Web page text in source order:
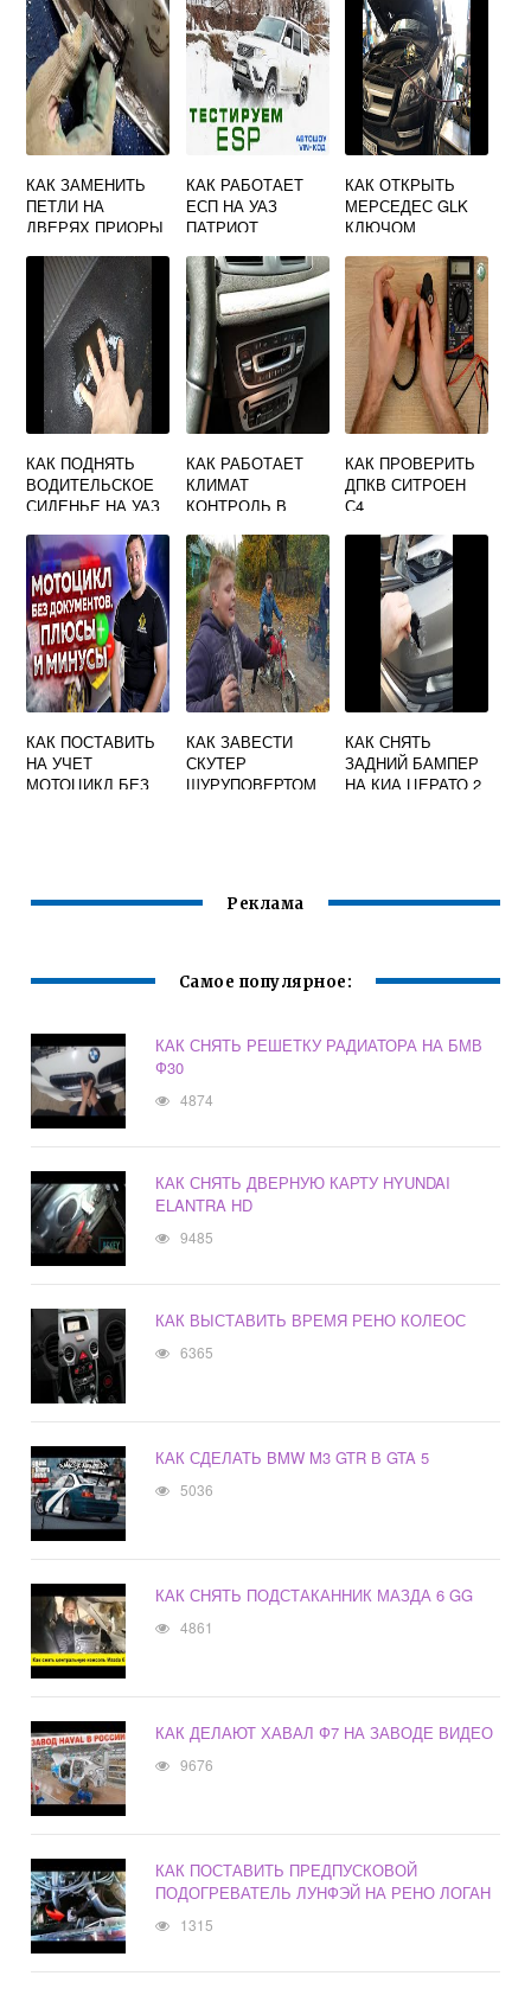
КАК ЗАМЕНИТЬ
ПЕТЛИ НА
ДВЕРЯХ ПРИОРЫ
КАК РАБОТАЕТ
ЕСП НА УАЗ
ПАТРИОТ
КАК ОТКРЫТЬ
МЕРСЕДЕС GLK
КЛЮЧОМ
КАК ПОДНЯТЬ
ВОДИТЕЛЬСКОЕ
СИДЕНЬЕ НА УАЗ
КАК РАБОТАЕТ
КЛИМАТ
КОНТРОЛЬ В
РЕНО ФЛЮЕНС
КАК ПРОВЕРИТЬ
ДПКВ СИТРОЕН
С4
КАК ПОСТАВИТЬ
НА УЧЕТ
МОТОЦИКЛ БЕЗ
КАК ЗАВЕСТИ
СКУТЕР
ШУРУПОВЕРТОМ
КАК СНЯТЬ
ЗАДНИЙ БАМПЕР
НА КИА ЦЕРАТО 2
Реклама
Самое популярное:
КАК СНЯТЬ РЕШЕТКУ РАДИАТОРА НА БМВ
Ф30
4874
КАК СНЯТЬ ДВЕРНУЮ КАРТУ HYUNDAI
ELANTRA HD
9485
КАК ВЫСТАВИТЬ ВРЕМЯ РЕНО КОЛЕОС
6365
КАК СДЕЛАТЬ BMW M3 GTR В GTA 5
5036
КАК СНЯТЬ ПОДСТАКАННИК МАЗДА 6 GG
4861
КАК ДЕЛАЮТ ХАВАЛ Ф7 НА ЗАВОДЕ ВИДЕО
9676
КАК ПОСТАВИТЬ ПРЕДПУСКОВОЙ
ПОДОГРЕВАТЕЛЬ ЛУНФЭЙ НА РЕНО ЛОГАН
1315